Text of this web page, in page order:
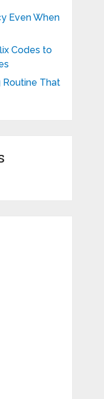
Even When
Codes to
Routine That